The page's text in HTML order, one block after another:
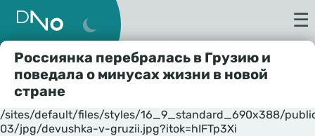
☰
Россиянка перебралась в Грузию и
поведала о минусах жизни в новой
стране
/sites/default/files/styles/16_9_standard_690x388/
03/jpg/devushka-v-gruzii.jpg?itok=hIFTp3Xi